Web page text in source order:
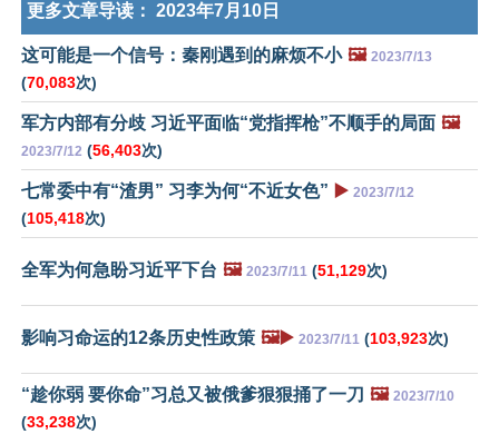
更多文章导读： 2023年7月10日
这可能是一个信号：秦刚遇到的麻烦不小 🖼️ 2023/7/13
(70,083次)
军方内部有分歧 习近平面临“党指挥枪”不顺手的局面 🖼️
2023/7/12 (56,403次)
七常委中有“渣男” 习李为何“不近女色” ▶️ 2023/7/12
(105,418次)
全军为何急盼习近平下台 🖼️ 2023/7/11 (51,129次)
影响习命运的12条历史性政策 🖼️▶️ 2023/7/11 (103,923次)
“趁你弱 要你命”习总又被俄爹狠狠捅了一刀 🖼️ 2023/7/10
(33,238次)